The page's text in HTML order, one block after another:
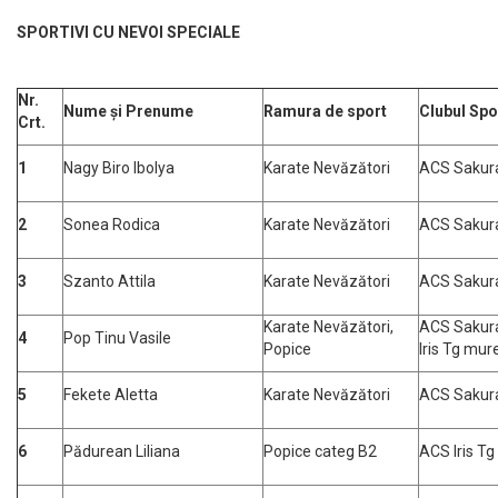
SPORTIVI CU NEVOI SPECIALE
Nr.
Crt.
Nume și Prenume Ramura de sport Clubul
1 Nagy Biro Ibolya Karate Nevăzători ACS
2 Sonea Rodica Karate Nevăzători ACS
3 Szanto Attila Karate Nevăzători ACS
4 Pop Tinu Vasile
Karate Nevăzători,
Popice
ACS
Iris Tg
5 Fekete Aletta Karate Nevăzători ACS
6 Pădurean Liliana Popice categ B2 ACS Iris